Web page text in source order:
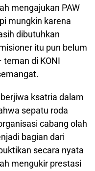
mengajukan PAW
mungkin karena
dibutuhkan
itu pun belum
di KONI
ksatria dalam
sepatu roda
cabang olah
bagian dari
secara nyata
mengukir prestasi